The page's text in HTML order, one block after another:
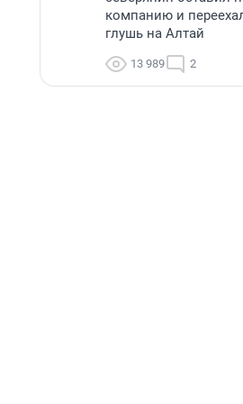
компанию и
глушь на Алтай
13 989 2